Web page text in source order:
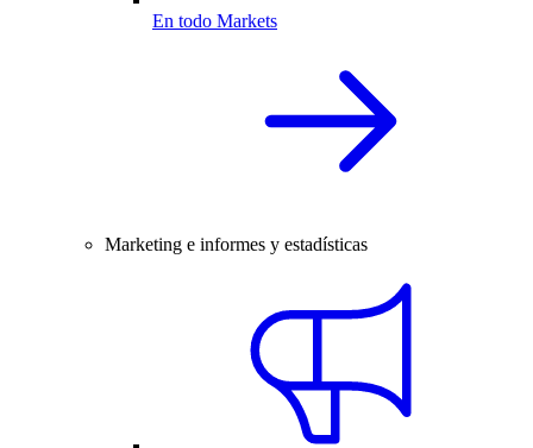
En todo Markets
Marketing e informes y estadísticas